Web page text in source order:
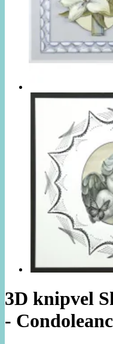
3D knipvel
-